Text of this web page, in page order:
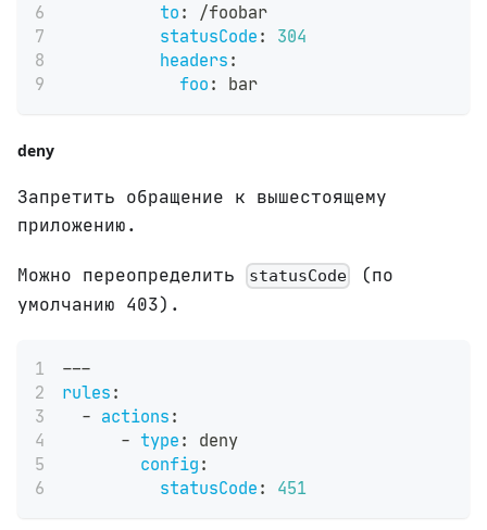
to :
/foobar
statusCode :
304
headers :
foo : bar
deny
Запретить обращение к вышестоящему
приложению.
Можно переопределить statusCode
(по
умолчанию 403).
---
rules :
- actions :
- type :
deny
config :
statusCode : 451